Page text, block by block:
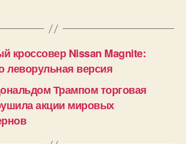
кроссовер Nissan Magnite:
леворульная версия
Трампом торговая
акции мировых